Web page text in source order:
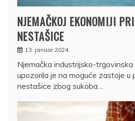
NJEMAČKOJ EKONOMIJI
NESTAŠICE
13. januar 2024.
Njemačka industrijsko-trgovinska
upozorila je na moguće zastoje u
nestašice zbog sukoba…